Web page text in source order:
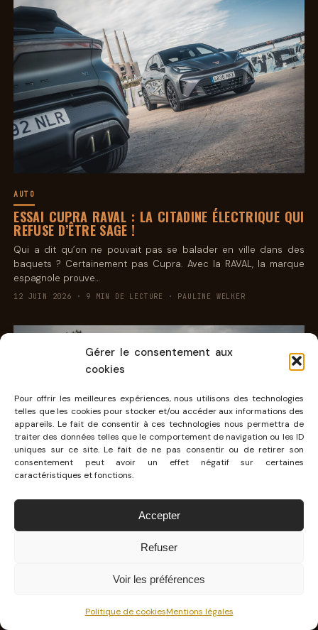
Gérer le consentement aux
cookies
Pour offrir les meilleures expériences, nous utilisons des technologies
telles que les cookies pour stocker et/ou accéder aux informations des
appareils. Le fait de consentir à ces technologies nous permettra de
traiter des données telles que le comportement de navigation ou les ID
uniques sur ce site. Le fait de ne pas consentir ou de retirer son
consentement peut avoir un effet négatif sur certaines
caractéristiques et fonctions.
Accepter
Refuser
Voir les préférences
Politique de cookiesMentions légales
AUTO
ESSAI CUPRA RAVAL : LA CITADINE ÉLECTRIQUE QUI
REFUSE D’ÊTRE SAGE !
Qui a dit qu’on ne pouvait pas se balader en ville dans des
baquets ? Certainement pas Cupra. Avec la RAVAL, la marque
espagnole prouve…
12 JUIN 2026 · 9 MIN DE LECTURE · PAULINE WELKER
LA CONFIRMATION
de routes et toujours ce même constat : les Chinois d’Xpeng ne